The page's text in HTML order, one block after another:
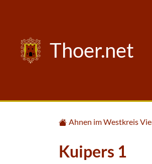
Thoer.net
Ahnen im Westkreis
Kuipers 1